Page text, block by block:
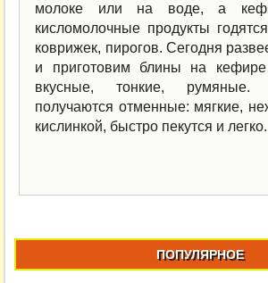
молоке или на воде, а
кисломолочные продукты
коврижек, пирогов. Сегодня
и приготовим блины на
вкусные, тонкие, румяные.
получаются отменные: мягкие,
кислинкой, быстро пекутся и
ПОПУЛЯРНОЕ